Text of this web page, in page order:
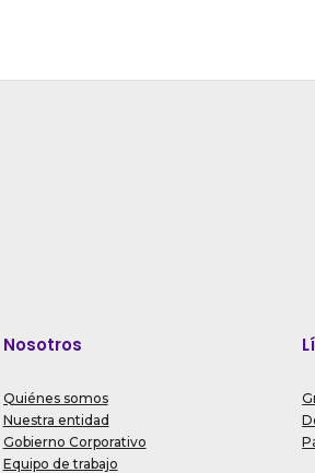
Nosotros
Quiénes somos
Nuestra entidad
Gobierno Corporativo
Equipo de trabajo